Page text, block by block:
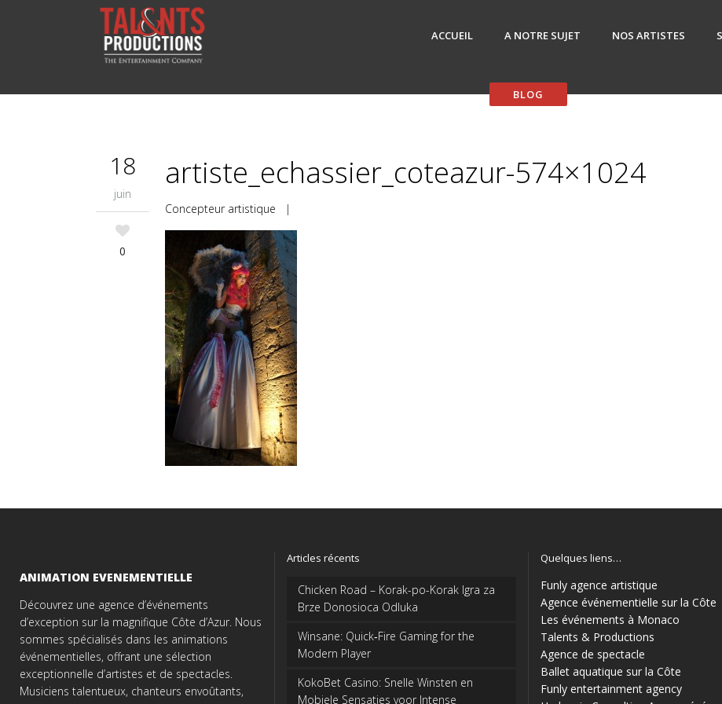
ACCUEIL A NOTRE SUJET NOS ARTISTES
18
juin
0
artiste_echassier_coteazur-574×1024
Concepteur artistique |
ANIMATION EVENEMENTIELLE
Découvrez une agence d’événements
d’exception sur la magnifique Côte d’Azur. Nous
sommes spécialisés dans les animations
événementielles, offrant une sélection
exceptionnelle d’artistes et de spectacles.
Musiciens talentueux, chanteurs envoûtants,
Articles récents
Chicken Road – Korak-po-Korak Igra za
Brze Donosioca Odluka
Winsane: Quick‑Fire Gaming for the
Modern Player
KokoBet Casino: Snelle Winsten en
Mobiele Sensaties voor Intense
Quelques liens…
Funly agence artistique
Agence événementielle sur la Côte
Les événements à Monaco
Talents & Productions
Agence de spectacle
Ballet aquatique sur la Côte
Funly entertainment agency